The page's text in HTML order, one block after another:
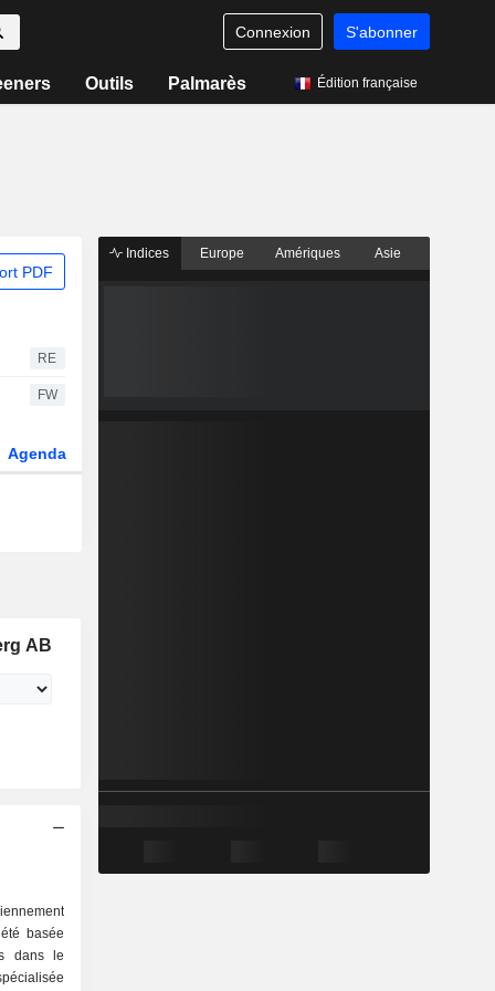
Connexion S'abonner
Outils Palmarès Édition française
PDF
RE
FW
Agenda
AB
basée
dans le
Indices Europe Amériques Asie